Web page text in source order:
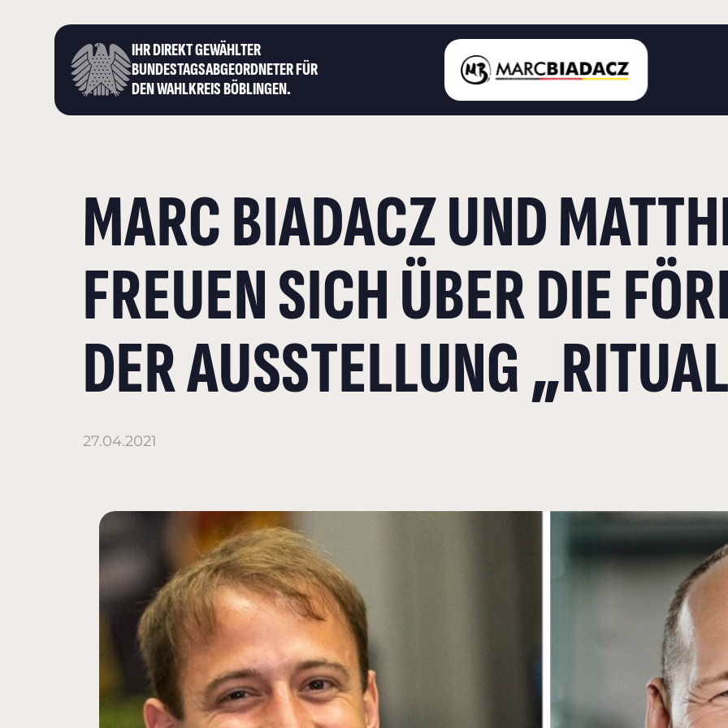
IHR DIREKT GEWÄHLTER
BUNDESTAGS­ABGEORDNETER FÜR
DEN WAHLKREIS BÖBLINGEN.
ÜBER MICH
LANDKREIS BÖBLINGEN
DEUTSCHER BUNDESTAG
AKTUELLES
KONTAKT
MARC BIADACZ UND
FREUEN SICH ÜBER DIE
DER AUSSTELLUNG
27.04.2021